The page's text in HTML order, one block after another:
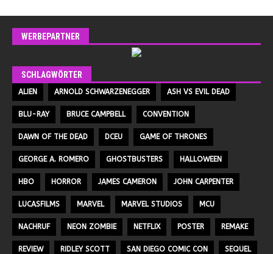
WERBEPARTNER
SCHLAGWÖRTER
ALIEN ARNOLD SCHWARZENEGGER ASH VS EVIL DEAD
BLU-RAY BRUCE CAMPBELL CONVENTION
DAWN OF THE DEAD DCEU GAME OF THRONES
GEORGE A. ROMERO GHOSTBUSTERS HALLOWEEN
HBO HORROR JAMES CAMERON JOHN CARPENTER
LUCASFILMS MARVEL MARVEL STUDIOS MCU
NACHRUF NEON ZOMBIE NETFLIX POSTER REMAKE
REVIEW RIDLEY SCOTT SAN DIEGO COMIC CON SEQUEL